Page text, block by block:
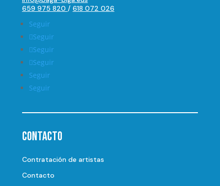
659 975 820 / 618 072 026
Seguir
Seguir
Seguir
Seguir
Seguir
Seguir
Contacto
Contratación de artistas
Contacto